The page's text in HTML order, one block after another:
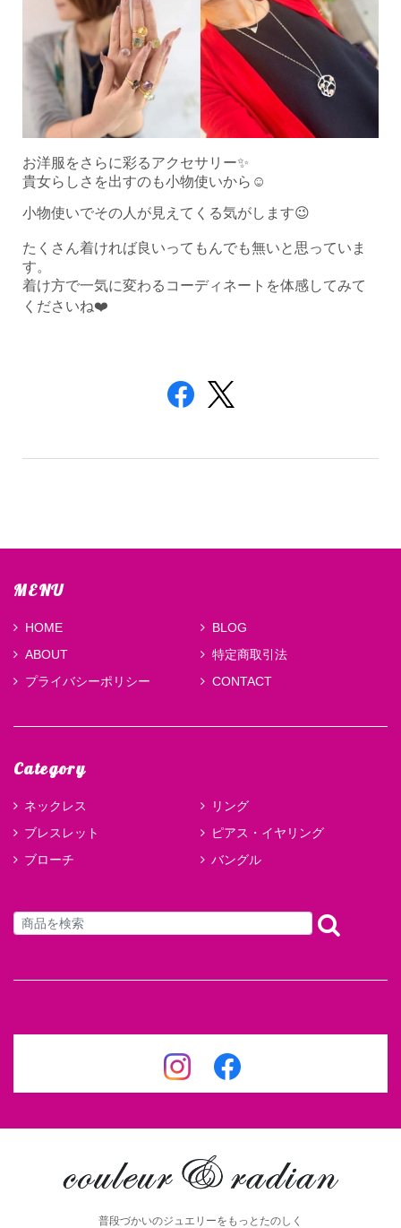
お洋服をさらに彩るアクセサリー✨
貴女らしさを出すのも小物使いから☺️
小物使いでその人が見えてくる気がします😉
たくさん着ければ良いってもんでも無いと思っていま
す。
着け方で一気に変わるコーディネートを体感してみて
くださいね❤️
MENU
HOME
BLOG
ABOUT
特定商取引法
プライバシーポリシー
CONTACT
Category
ネックレス
リング
ブレスレット
ピアス・イヤリング
ブローチ
バングル
普段づかいのジュエリーをもっとたのしく